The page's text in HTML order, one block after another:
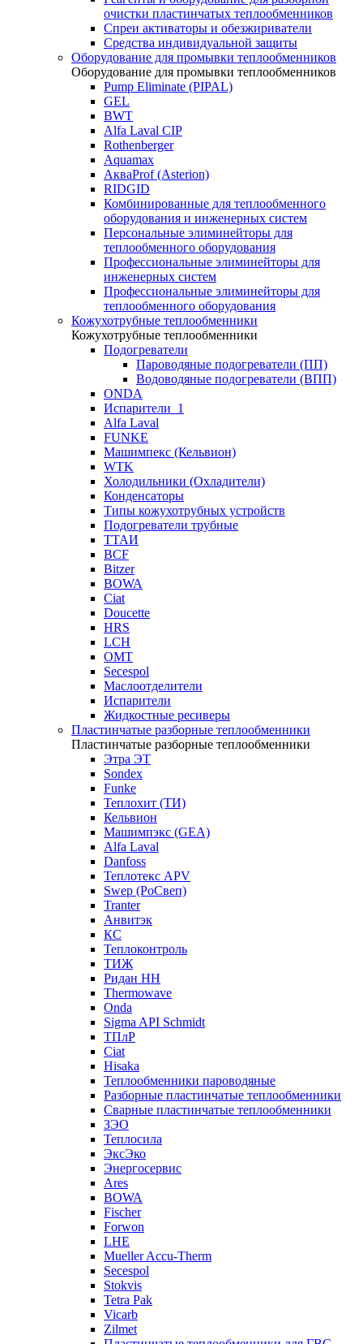
очистки пластинчатых теплообменников
Спреи активаторы и обезжириватели
Средства индивидуальной защиты
Оборудование для промывки теплообменников
Оборудование для промывки теплообменников
Pump Eliminate (PIPAL)
GEL
BWT
Alfa Laval CIP
Rothenberger
Aquamax
АкваProf (Asterion)
RIDGID
Комбинированные для теплообменного
оборудования и инженерных систем
Персональные элиминейторы для
теплообменного оборудования
Профессиональные элиминейторы для
инженерных систем
Профессиональные элиминейторы для
теплообменного оборудования
Кожухотрубные теплообменники
Кожухотрубные теплообменники
Подогреватели
Пароводяные подогреватели (ПП)
Водоводяные подогреватели (ВПП)
ONDA
Испарители_1
Alfa Laval
FUNKE
Машимпекс (Кельвион)
WTK
Холодильники (Охладители)
Конденсаторы
Типы кожухотрубных устройств
Подогреватели трубные
ТТАИ
BCF
Bitzer
BOWA
Ciat
Doucette
HRS
LCH
OMT
Secespol
Маслоотделители
Испарители
Жидкостные ресиверы
Пластинчатые разборные теплообменники
Пластинчатые разборные теплообменники
Этра ЭТ
Sondex
Funke
Теплохит (ТИ)
Кельвион
Машимпэкс (GEA)
Alfa Laval
Danfoss
Теплотекс APV
Swep (РоСвеп)
Tranter
Анвитэк
КС
Теплоконтроль
ТИЖ
Ридан НН
Thermowave
Onda
Sigma API Schmidt
ТПлР
Ciat
Hisaka
Теплообменники пароводяные
Разборные пластинчатые теплообменники
Сварные пластинчатые теплообменники
ЗЭО
Теплосила
ЭксЭко
Энергосервис
Ares
BOWA
Fischer
Forwon
LHE
Mueller Accu-Therm
Secespol
Stokvis
Tetra Pak
Vicarb
Zilmet